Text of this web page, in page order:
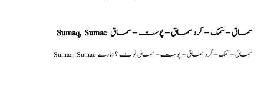
Sumaq, Sumac سماق – سُمک – گرد سماق – پوست – سماق
Sumaq, Sumac سماق – سُمک – گرد سماق – پوست – سماق نوٹ ؟ ہمارے